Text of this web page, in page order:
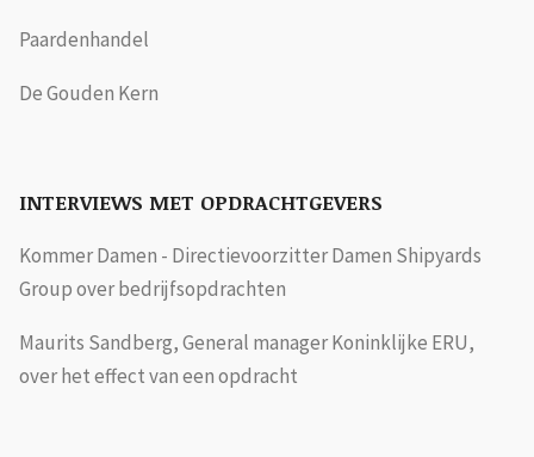
Paardenhandel
De Gouden Kern
INTERVIEWS MET OPDRACHTGEVERS
Kommer Damen - Directievoorzitter Damen Shipyards
Group over bedrijfsopdrachten
Maurits Sandberg, General manager Koninklijke ERU,
over het effect van een opdracht